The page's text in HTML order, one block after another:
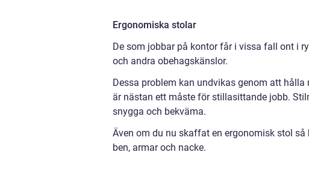
Ergonomiska stolar
De som jobbar på kontor får i vissa fall ont i
och andra obehagskänslor.
Dessa problem kan undvikas genom att
är nästan ett måste för stillasittande jobb.
snygga och bekväma.
Även om du nu skaffat en ergonomisk stol
ben, armar och nacke.